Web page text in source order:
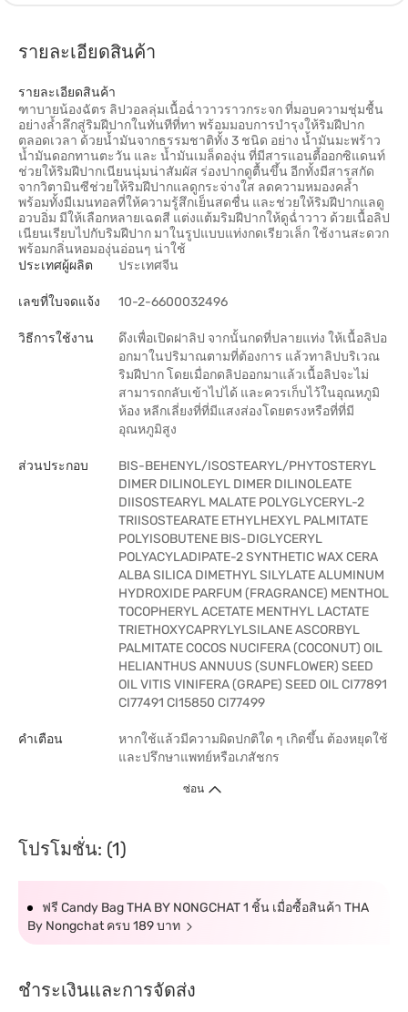
รายละเอียดสินค้า
รายละเอียดสินค้า
ฑาบายน้องฉัตร ลิปวอลลุ่มเนื้อฉ่ำวาวราวกระจก ที่มอบความชุ่มชื้น
อย่างล้ำลึกสู่ริมฝีปากในทันทีที่ทา พร้อมมอบการบำรุงให้ริมฝีปาก
ตลอดเวลา ด้วยน้ำมันจากธรรมชาติทั้ง 3 ชนิด อย่าง น้ำมันมะพร้าว
น้ำมันดอกทานตะวัน และ น้ำมันเมล็ดองุ่น ที่มีสารแอนตี้ออกซิแดนท์
ช่วยให้ริมฝีปากเนียนนุ่มน่าสัมผัส ร่องปากดูตื้นขึ้น อีกทั้งมีสารสกัด
จากวิตามินซีช่วยให้ริมฝีปากแลดูกระจ่างใส ลดความหมองคล้ำ
พร้อมทั้งมีเมนทอลที่ให้ความรู้สึกเย็นสดชื่น และช่วยให้ริมฝีปากแลดู
อวบอิ่ม มีให้เลือกหลายเฉดสี แต่งแต้มริมฝีปากให้ดูฉ่ำวาว ด้วยเนื้อลิป
เนียนเรียบไปกับริมฝีปาก มาในรูปแบบแท่งกดเรียวเล็ก ใช้งานสะดวก
พร้อมกลิ่นหอมองุ่นอ่อนๆ น่าใช้
ประเทศผู้ผลิต
ประเทศจีน
เลขที่ใบจดแจ้ง 10-2-6600032496
วิธีการใช้งาน
ดึงเพื่อเปิดฝาลิป จากนั้นกดที่ปลายแท่ง ให้เนื้อลิปอ
อกมาในปริมาณตามที่ต้องการ แล้วทาลิปบริเวณ
ริมฝีปาก โดยเมื่อกดลิปออกมาแล้วเนื้อลิปจะไม่
สามารถกลับเข้าไปได้ และควรเก็บไว้ในอุณหภูมิ
ห้อง หลีกเลี่ยงที่ที่มีแสงส่องโดยตรงหรือที่ที่มี
อุณหภูมิสูง
ส่วนประกอบ
BIS-BEHENYL/ISOSTEARYL/PHYTOSTERYL
DIMER DILINOLEYL DIMER DILINOLEATE
DIISOSTEARYL MALATE POLYGLYCERYL-2
TRIISOSTEARATE ETHYLHEXYL PALMITATE
POLYISOBUTENE BIS-DIGLYCERYL
POLYACYLADIPATE-2 SYNTHETIC WAX CERA
ALBA SILICA DIMETHYL SILYLATE ALUMINUM
HYDROXIDE PARFUM (FRAGRANCE) MENTHOL
TOCOPHERYL ACETATE MENTHYL LACTATE
TRIETHOXYCAPRYLYLSILANE ASCORBYL
PALMITATE COCOS NUCIFERA (COCONUT) OIL
HELIANTHUS ANNUUS (SUNFLOWER) SEED
OIL VITIS VINIFERA (GRAPE) SEED OIL CI77891
CI77491 CI15850 CI77499
คำเตือน
หากใช้แล้วมีความผิดปกติใด ๆ เกิดขึ้น ต้องหยุดใช้
และปรึกษาแพทย์หรือเภสัชกร
ซ่อน
โปรโมชั่น: (1)
ฟรี Candy Bag THA BY NONGCHAT 1 ชิ้น เมื่อซื้อสินค้า THA
By Nongchat ครบ 189 บาท
ชำระเงินและการจัดส่ง